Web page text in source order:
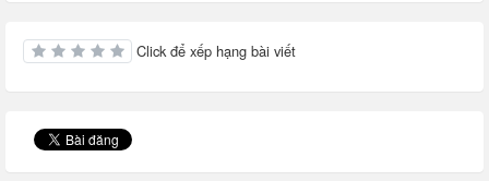
Click để xếp hạng bài viết